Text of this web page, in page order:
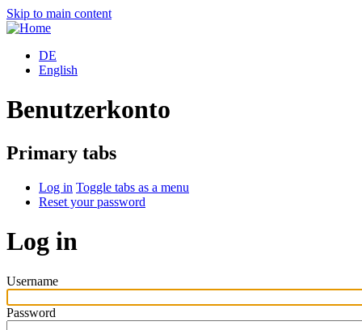
Skip to main content
DE
English
Benutzerkonto
Primary tabs
Log in Toggle tabs as a menu
Reset your password
Log in
Username
Password